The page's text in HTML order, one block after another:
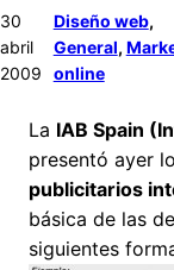
30
abril
2009
Diseño web
General,
online
La IAB Spain
presentó ayer
publicitarios
básica de las
siguientes